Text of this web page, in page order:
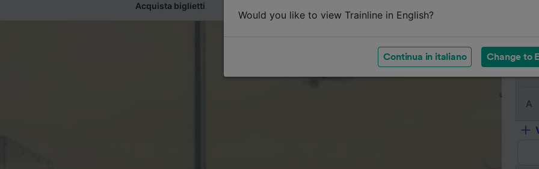
Acquista biglietti
Da
A
Would you like to view Trainline in English?
Continua in italiano Change to